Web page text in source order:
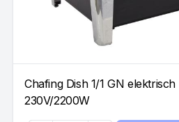
Chafing Dish 1/1 GN elektrisch
230V/2200W